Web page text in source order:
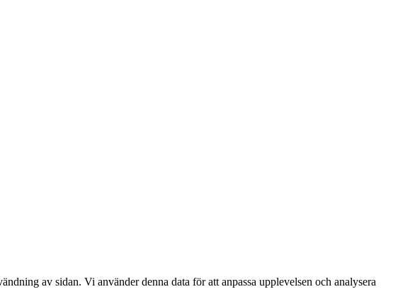
av sidan. Vi använder denna data för att anpassa upplevelsen och analysera